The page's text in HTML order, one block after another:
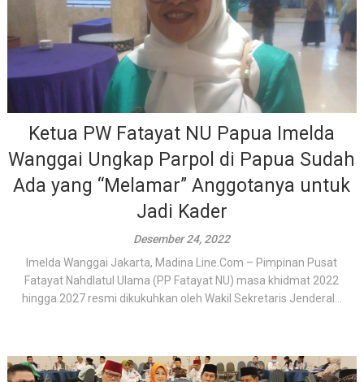
Ketua PW Fatayat NU Papua Imelda
Wanggai Ungkap Parpol di Papua Sudah
Ada yang “Melamar” Anggotanya untuk
Jadi Kader
Desember 24, 2022
Imelda Wanggai Jakarta, Madina Line.Com – Pimpinan Pusat
Fatayat Nahdlatul Ulama (PP Fatayat NU) masa khidmat 2022
hingga 2027 resmi dikukuhkan oleh Wakil Sekretaris Jenderal...